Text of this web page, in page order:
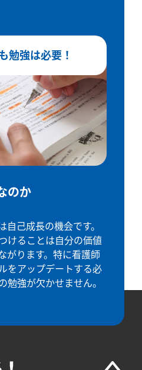
勉強は必要！
のか
己成長の機会です。
けることは自分の価値
がります。特に看護師
をアップデートする必
勉強が欠かせません。